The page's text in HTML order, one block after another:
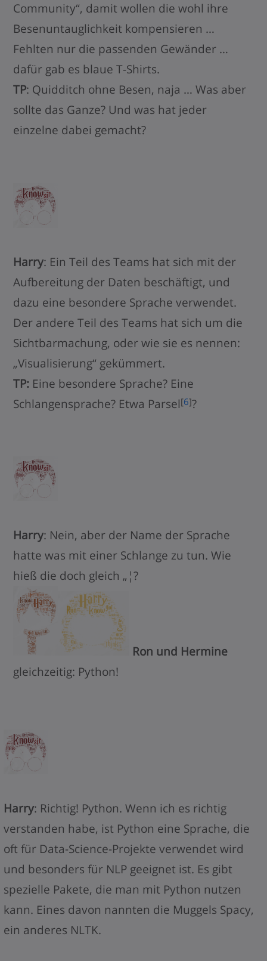
Community“, damit wollen die wohl ihre
Besenuntauglichkeit kompensieren …
Fehlten nur die passenden Gewänder …
dafür gab es blaue T-Shirts.
TP: Quidditch ohne Besen, naja … Was aber
sollte das Ganze? Und was hat jeder
einzelne dabei gemacht?
Harry: Ein Teil des Teams hat sich mit der
Aufbereitung der Daten beschäftigt, und
dazu eine besondere Sprache verwendet.
Der andere Teil des Teams hat sich um die
Sichtbarmachung, oder wie sie es nennen:
„Visualisierung“ gekümmert.
TP: Eine besondere Sprache? Eine
Schlangensprache? Etwa Parsel[6]?
Harry: Nein, aber der Name der Sprache
hatte was mit einer Schlange zu tun. Wie
hieß die doch gleich „¦?
Ron und Hermine
gleichzeitig: Python!
Harry: Richtig! Python. Wenn ich es richtig
verstanden habe, ist Python eine Sprache, die
oft für Data-Science-Projekte verwendet wird
und besonders für NLP geeignet ist. Es gibt
spezielle Pakete, die man mit Python nutzen
kann. Eines davon nannten die Muggels Spacy,
ein anderes NLTK.